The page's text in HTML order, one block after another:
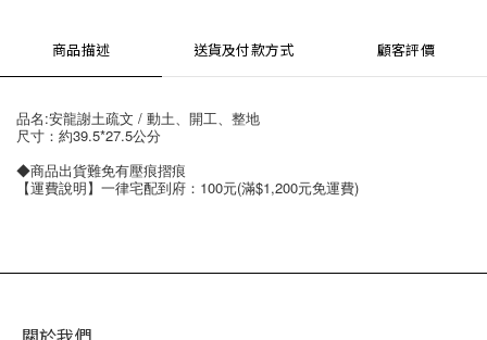
商品描述 送貨及付款方式 顧客評價
品名:安龍謝土疏文 / 動土、開工、整地
尺寸：約39.5*27.5公分
◆商品出貨難免有壓痕摺痕
【運費說明】一律宅配到府：100元(滿$1,200元免運費)